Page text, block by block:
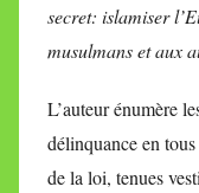
secret: islamiser
musulmans et aux
L’auteur énumère
délinquance en
de la loi, tenues